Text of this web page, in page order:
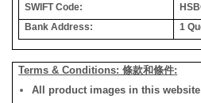
SWIFT Code:
Bank Address:
1
Terms & Conditions: 條款和條件:
All product images in this